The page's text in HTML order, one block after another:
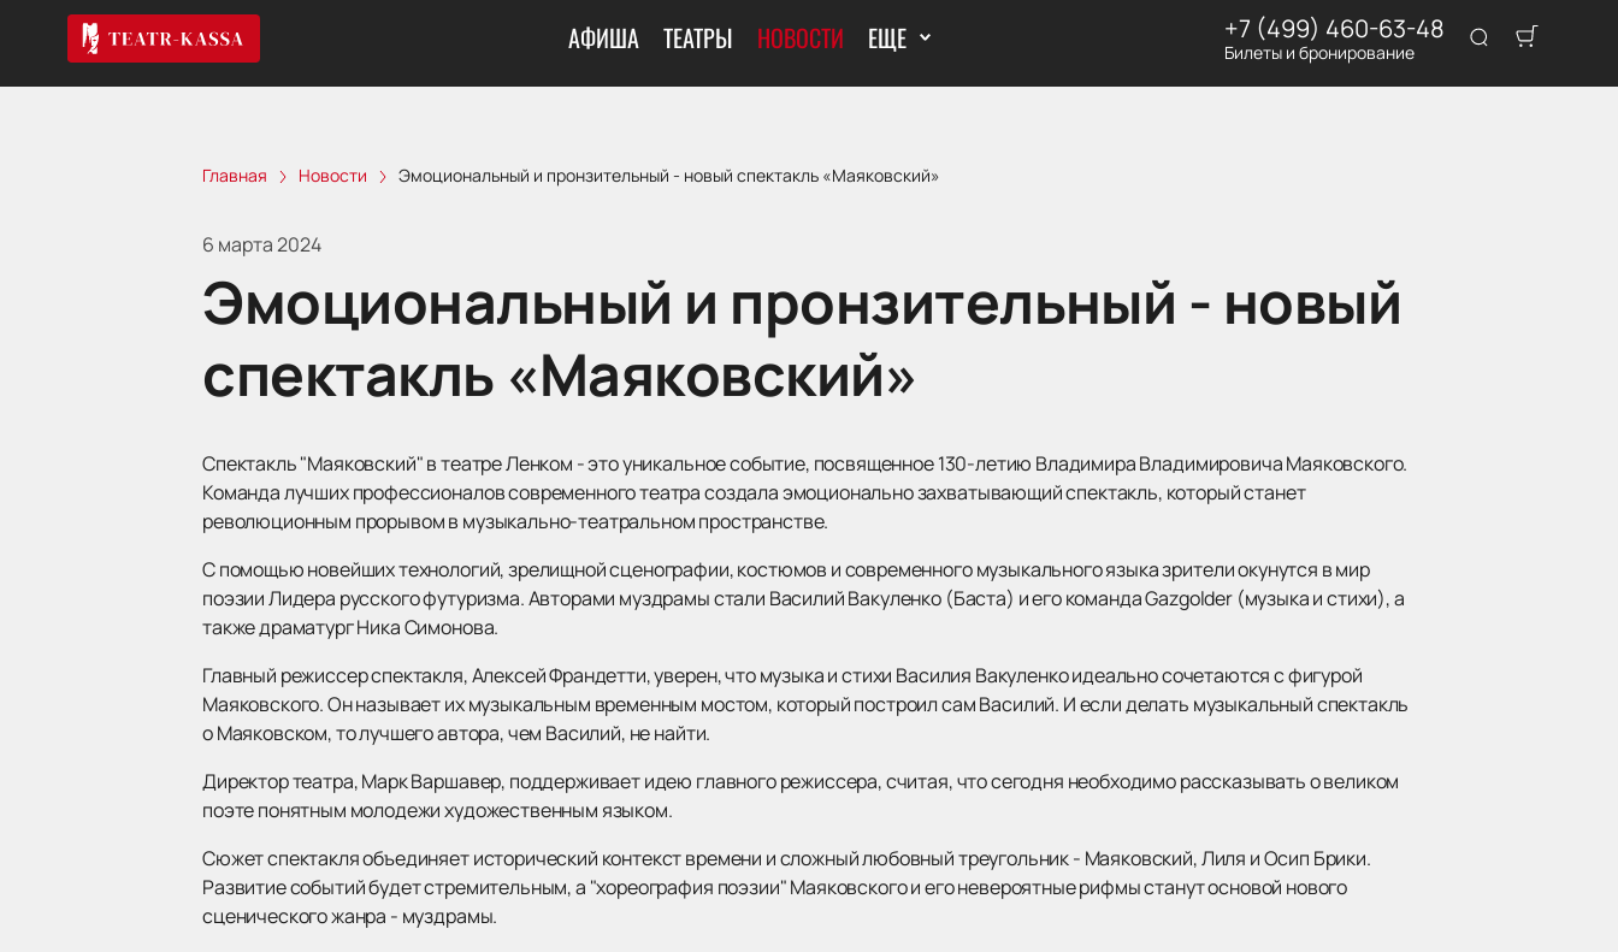
АФИША ТЕАТРЫ НОВОСТИ ЕЩЕ +7 (499) 460-63-48
Билеты и бронирование
Главная Новости Эмоциональный и пронзительный - новый спектакль «Маяковский»
6 марта 2024
Эмоциональный и пронзительный - новый
спектакль «Маяковский»
Спектакль "Маяковский" в театре Ленком - это уникальное событие, посвященное 130-летию Владимира Владимировича Маяковского.
Команда лучших профессионалов современного театра создала эмоционально захватывающий спектакль, который станет
революционным прорывом в музыкально-театральном пространстве.
С помощью новейших технологий, зрелищной сценографии, костюмов и современного музыкального языка зрители окунутся в мир
поэзии Лидера русского футуризма. Авторами муздрамы стали Василий Вакуленко (Баста) и его команда Gazgolder (музыка и стихи), а
также драматург Ника Симонова.
Главный режиссер спектакля, Алексей Франдетти, уверен, что музыка и стихи Василия Вакуленко идеально сочетаются с фигурой
Маяковского. Он называет их музыкальным временным мостом, который построил сам Василий. И если делать музыкальный спектакль
о Маяковском, то лучшего автора, чем Василий, не найти.
Директор театра, Марк Варшавер, поддерживает идею главного режиссера, считая, что сегодня необходимо рассказывать о великом
поэте понятным молодежи художественным языком.
Сюжет спектакля объединяет исторический контекст времени и сложный любовный треугольник - Маяковский, Лиля и Осип Брики.
Развитие событий будет стремительным, а "хореография поэзии" Маяковского и его невероятные рифмы станут основой нового
сценического жанра - муздрамы.